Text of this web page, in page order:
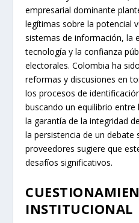
empresarial dominante
legítimas sobre la potencial
sistemas de información, la
tecnología y la confianza
electorales. Colombia ha
reformas y discusiones en
los procesos de
buscando un equilibrio
la garantía de la integridad
la persistencia de un debate
proveedores sugiere que
desafíos significativos.
INSTITUCIONAL